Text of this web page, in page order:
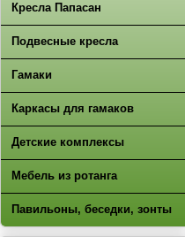
Кресла Папасан
Подвесные кресла
Гамаки
Каркасы для гамаков
Детские комплексы
Мебель из ротанга
Павильоны, беседки, зонты